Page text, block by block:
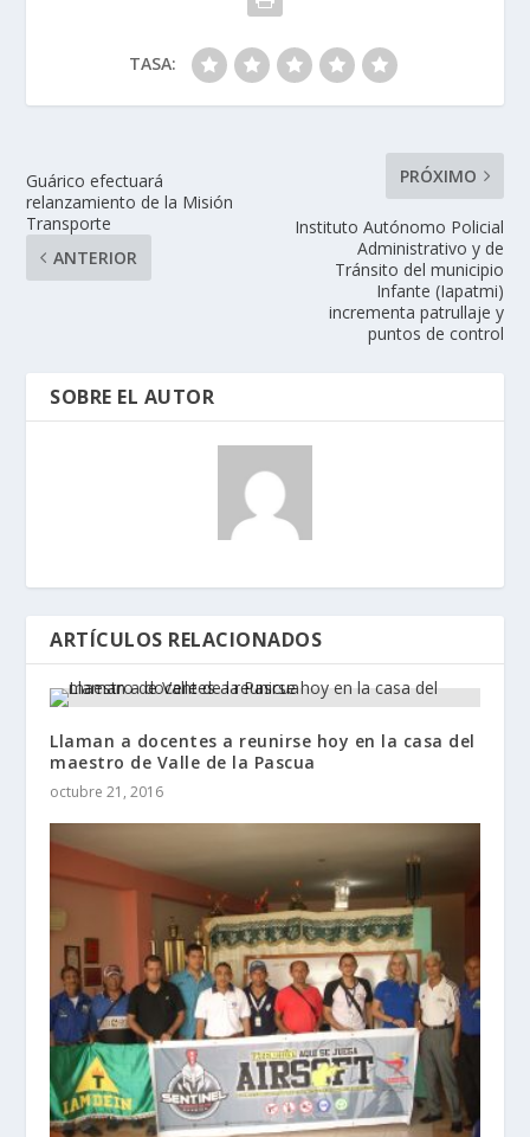
TASA:
Guárico efectuará
relanzamiento de la Misión
Transporte
ANTERIOR
PRÓXIMO
Instituto Autónomo Policial
Administrativo y de
Tránsito del municipio
Infante (Iapatmi)
incrementa patrullaje y
puntos de control
SOBRE EL AUTOR
ARTÍCULOS RELACIONADOS
Llaman a docentes a reunirse hoy en la casa del
maestro de Valle de la Pascua
octubre 21, 2016